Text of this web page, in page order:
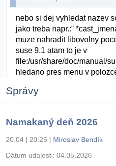
nebo si dej vyhledat nazev
jako treba napr.:¨
muze nahradit libovolny
suse 9.1 atam to je v
file:/usr/share/doc/manual/
hledano pres menu v
Správy
Namakaný deň 2026
20.04 | 20:25 | Miroslav Bendík
Dátum udalosti: 04.05.2026